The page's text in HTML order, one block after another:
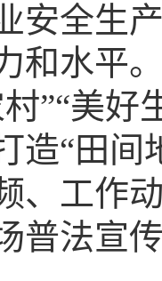
安全生
和水平
”“美好
造“田间
、工作
普法宣